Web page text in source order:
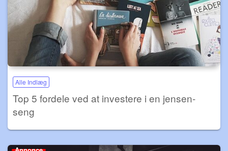
Alle Indlæg
Top 5 fordele ved at investere i en jensen-
seng